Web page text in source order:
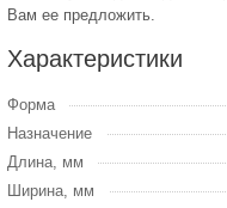
Вам ее предложить.
Характеристики
Форма
Назначение
Длина, мм
Ширина, мм